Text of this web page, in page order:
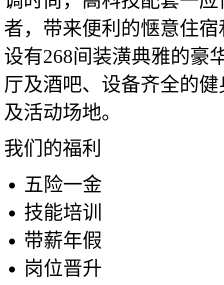
者，带来便利的惬意住
设有268间装潢典雅的豪
厅及酒吧、设备齐全的
及活动场地。
我们的福利
五险一金
技能培训
带薪年假
岗位晋升